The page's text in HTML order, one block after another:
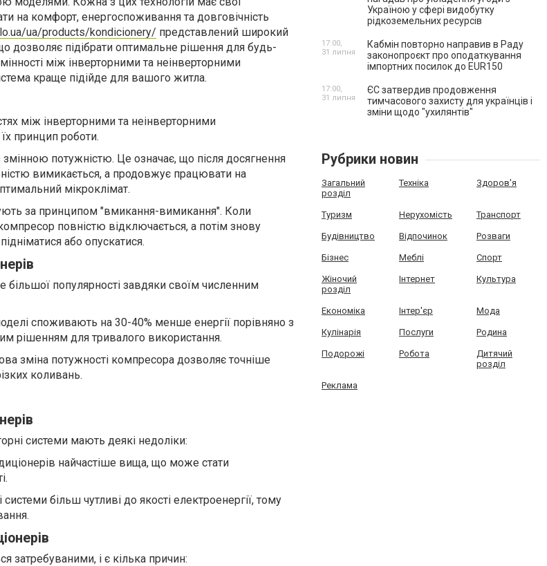
на комфорт, енергоспоживання та довговічність
ua/products/kondicionery/ представлений широкий
дозволяє підібрати оптимальне рішення для будь-
між інверторними та неінверторними
краще підійде для вашого житла.
між інверторними та неінверторними
принцип роботи.
потужністю. Це означає, що після досягнення
вимикається, а продовжує працювати на
мікроклімат.
за принципом "вмикання-вимикання". Коли
повністю відключається, а потім знову
або опускатися.
більшої популярності завдяки своїм численним
споживають на 30-40% менше енергії порівняно з
рішенням для тривалого використання.
зміна потужності компресора дозволяє точніше
коливань.
системи мають деякі недоліки:
найчастіше вища, що може стати
більш чутливі до якості електроенергії, тому
затребуваними, і є кілька причин:
Україною у сфері видобутку
рідкоземельних ресурсів
Кабмін повторно направив в Раду
законопроєкт про оподаткування
імпортних посилок до EUR150
17:00,
31 липня
ЄС затвердив продовження
тимчасового захисту для українців і
зміни щодо "ухилянтів"
17:00,
31 липня
Рубрики новин
Загальний
розділ
Техніка Здоров'я
Туризм Нерухомість Транспорт
Будівництво Відпочинок Розваги
Бізнес Меблі Спорт
Жіночий
розділ
Інтернет Культура
Економіка Інтер'єр Мода
Кулінарія Послуги Родина
Подорожі Робота
Дитячий
розділ
Реклама